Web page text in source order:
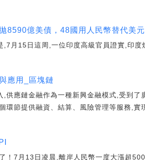
8590億美債，48國用人民幣替代美
,7月15日這周,一位印度高級官員證實,印度
應用_區塊鏈
,供應鏈金融作為一種新興金融模式,受到
環節提供融資、結算、風險管理等服務,實
！7月13日凌晨,離岸人民幣一度大漲超